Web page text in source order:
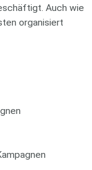
Auch wie
organisiert